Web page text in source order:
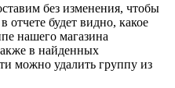
без изменения, чтобы
отчете будет видно, какое
нашего магазина
в найденных
можно удалить группу из